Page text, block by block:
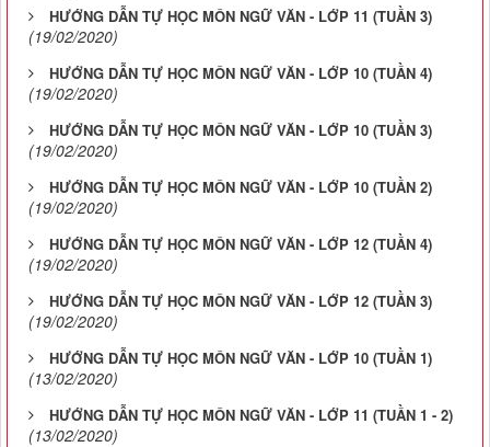
HƯỚNG DẪN TỰ HỌC MÔN NGỮ VĂN - LỚP 11 (TUẦN 3)
(19/02/2020)
HƯỚNG DẪN TỰ HỌC MÔN NGỮ VĂN - LỚP 10 (TUẦN 4)
(19/02/2020)
HƯỚNG DẪN TỰ HỌC MÔN NGỮ VĂN - LỚP 10 (TUẦN 3)
(19/02/2020)
HƯỚNG DẪN TỰ HỌC MÔN NGỮ VĂN - LỚP 10 (TUẦN 2)
(19/02/2020)
HƯỚNG DẪN TỰ HỌC MÔN NGỮ VĂN - LỚP 12 (TUẦN 4)
(19/02/2020)
HƯỚNG DẪN TỰ HỌC MÔN NGỮ VĂN - LỚP 12 (TUẦN 3)
(19/02/2020)
HƯỚNG DẪN TỰ HỌC MÔN NGỮ VĂN - LỚP 10 (TUẦN 1)
(13/02/2020)
HƯỚNG DẪN TỰ HỌC MÔN NGỮ VĂN - LỚP 11 (TUẦN 1 - 2)
(13/02/2020)